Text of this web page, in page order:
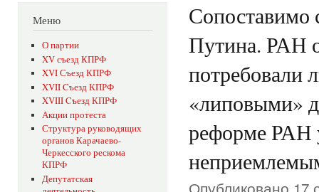
Меню
О партии
XV съезд КПРФ
XVI Съезд КПРФ
XVII Cъезд КПРФ
XVIII Cъезд КПРФ
Акции протеста
Структура руководящих
органов Карачаево-
Черкесского рескома
КПРФ
Депутатская
Путина. РАН
потребовали
«липовыми»
реформе РАН
Опубликовано 17